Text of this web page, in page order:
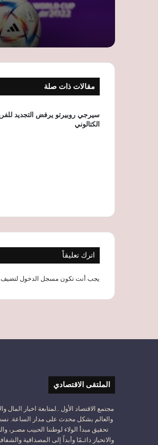
مقالات ذات صلة
سيرجي روبيرتو يرفض التجديد
الكتالوني
اترك تعليقاً
يجب أنت تكون مسجل الدخول لتضيف
الملتقى الاقتصادي
مجتمع الاقتصاد الأول ..لمتابعة اخبار المال
والعالم بشكل محدث على مدار الساعة.
تحقيق مبدأ الولاء لوطننا الحبيب مصـر،
والانحياز دائـمًا وأبداً إلى المصداقية